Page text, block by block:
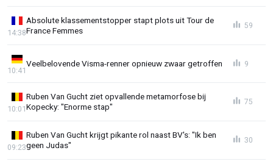
Absolute klassementstopper stapt plots uit Tour de
France Femmes
14:38
59
Veelbelovende Visma-renner opnieuw zwaar getroffen
10:41
9
Ruben Van Gucht ziet opvallende metamorfose bij
Kopecky: "Enorme stap"
10:01
75
Ruben Van Gucht krijgt pikante rol naast BV's: "Ik ben
geen Judas"
09:23
30